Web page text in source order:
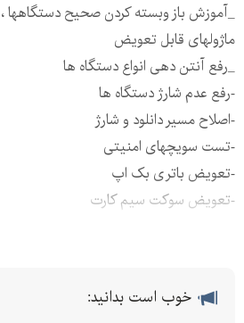
_آموزش باز وبسته کردن صحیح
ماژولهای قابل تعویض
_رفع آنتن دهی انواع دستگاه ها
-رفع عدم شارژ دستگاه ها
-اصلاح مسیر دانلود و شارژ
-تست سویچهای امنیتی
-تعویض باتری بک اپ
-تعویض سوکت سیم کارت
-رفع تمپر دستگاههای سری پکس __
خوب است بدانید: